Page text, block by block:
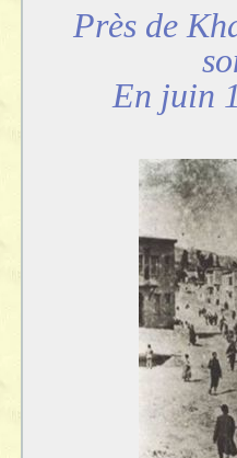
Près de
En juin